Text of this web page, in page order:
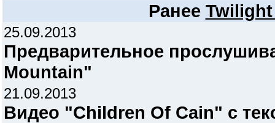
Ранее
25.09.2013
Предварительное
Mountain"
21.09.2013
Видео "Children Of Cain" с